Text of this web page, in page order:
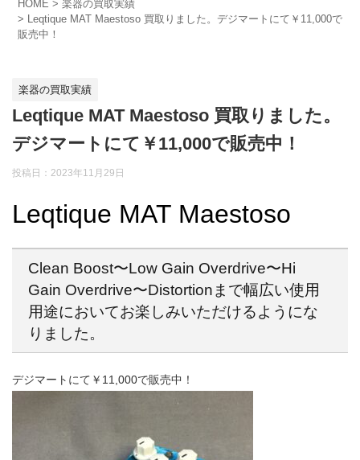
HOME
楽器の買取実績
Leqtique MAT Maestoso 買取りました。デジマートにて￥11,000で
販売中！
楽器の買取実績
Leqtique MAT Maestoso 買取りました。
デジマートにて￥11,000で販売中！
投稿日： 2023年11月29日
Leqtique MAT Maestoso
Clean Boost〜Low Gain Overdrive〜Hi
Gain Overdrive〜Distortionまで幅広い使用
用途においてお楽しみいただけるようにな
りました。
デジマートにて￥11,000で販売中！